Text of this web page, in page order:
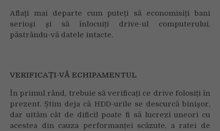
Aflați mai departe cum puteți să economisiți bani
serioși și să înlocuiți drive-ul computerului,
păstrându-vă datele intacte.
VERIFICAȚI-VĂ ECHIPAMENTUL
În primul rând, trebuie să verificați ce drive folosiți în
prezent. Știm deja că HDD-urile se descurcă binișor,
dar uităm cât de dificil poate fi să lucrezi uneori cu
acestea din cauza performanței scăzute, a ratei de